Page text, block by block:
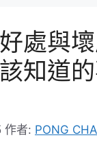
處與
知道
作者: PONG